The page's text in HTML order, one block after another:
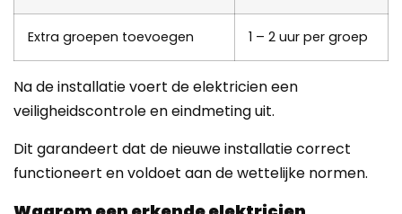
Extra groepen toevoegen 1 – 2 uur per groep
Na de installatie voert de elektricien een
veiligheidscontrole en eindmeting uit.
Dit garandeert dat de nieuwe installatie correct
functioneert en voldoet aan de wettelijke normen.